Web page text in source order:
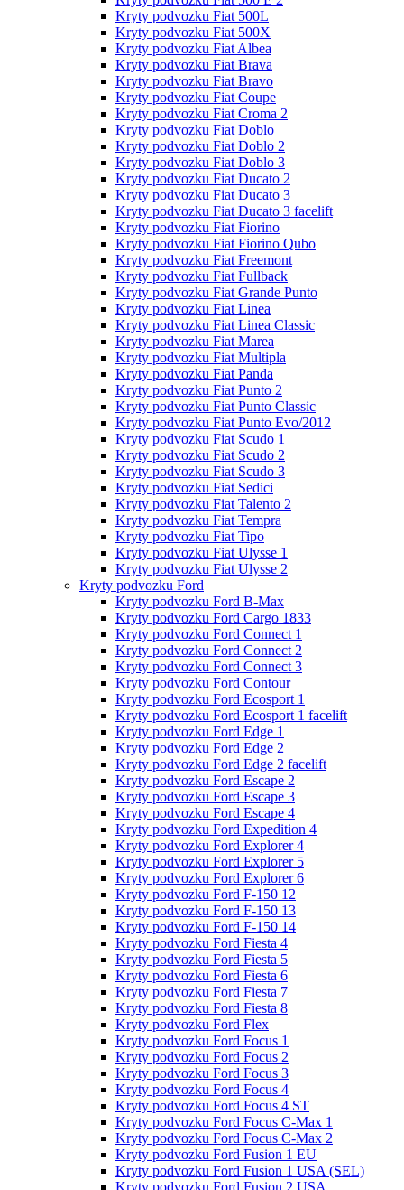
Kryty podvozku Fiat 500L
Kryty podvozku Fiat 500X
Kryty podvozku Fiat Albea
Kryty podvozku Fiat Brava
Kryty podvozku Fiat Bravo
Kryty podvozku Fiat Coupe
Kryty podvozku Fiat Croma 2
Kryty podvozku Fiat Doblo
Kryty podvozku Fiat Doblo 2
Kryty podvozku Fiat Doblo 3
Kryty podvozku Fiat Ducato 2
Kryty podvozku Fiat Ducato 3
Kryty podvozku Fiat Ducato 3 facelift
Kryty podvozku Fiat Fiorino
Kryty podvozku Fiat Fiorino Qubo
Kryty podvozku Fiat Freemont
Kryty podvozku Fiat Fullback
Kryty podvozku Fiat Grande Punto
Kryty podvozku Fiat Linea
Kryty podvozku Fiat Linea Classic
Kryty podvozku Fiat Marea
Kryty podvozku Fiat Multipla
Kryty podvozku Fiat Panda
Kryty podvozku Fiat Punto 2
Kryty podvozku Fiat Punto Classic
Kryty podvozku Fiat Punto Evo/2012
Kryty podvozku Fiat Scudo 1
Kryty podvozku Fiat Scudo 2
Kryty podvozku Fiat Scudo 3
Kryty podvozku Fiat Sedici
Kryty podvozku Fiat Talento 2
Kryty podvozku Fiat Tempra
Kryty podvozku Fiat Tipo
Kryty podvozku Fiat Ulysse 1
Kryty podvozku Fiat Ulysse 2
Kryty podvozku Ford
Kryty podvozku Ford B-Max
Kryty podvozku Ford Cargo 1833
Kryty podvozku Ford Connect 1
Kryty podvozku Ford Connect 2
Kryty podvozku Ford Connect 3
Kryty podvozku Ford Contour
Kryty podvozku Ford Ecosport 1
Kryty podvozku Ford Ecosport 1 facelift
Kryty podvozku Ford Edge 1
Kryty podvozku Ford Edge 2
Kryty podvozku Ford Edge 2 facelift
Kryty podvozku Ford Escape 2
Kryty podvozku Ford Escape 3
Kryty podvozku Ford Escape 4
Kryty podvozku Ford Expedition 4
Kryty podvozku Ford Explorer 4
Kryty podvozku Ford Explorer 5
Kryty podvozku Ford Explorer 6
Kryty podvozku Ford F-150 12
Kryty podvozku Ford F-150 13
Kryty podvozku Ford F-150 14
Kryty podvozku Ford Fiesta 4
Kryty podvozku Ford Fiesta 5
Kryty podvozku Ford Fiesta 6
Kryty podvozku Ford Fiesta 7
Kryty podvozku Ford Fiesta 8
Kryty podvozku Ford Flex
Kryty podvozku Ford Focus 1
Kryty podvozku Ford Focus 2
Kryty podvozku Ford Focus 3
Kryty podvozku Ford Focus 4
Kryty podvozku Ford Focus 4 ST
Kryty podvozku Ford Focus C-Max 1
Kryty podvozku Ford Focus C-Max 2
Kryty podvozku Ford Fusion 1 EU
Kryty podvozku Ford Fusion 1 USA (SEL)
Kryty podvozku Ford Fusion 2 USA